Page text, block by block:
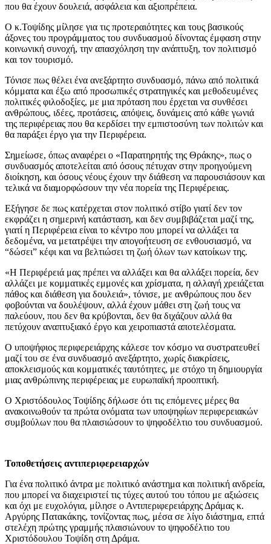
που θα έχουν δουλειά, ασφάλεια και αξιοπρέπεια.
Ο κ.Τοψίδης μίλησε για τις προτεραιότητες και τους βασικούς
άξονες του προγράμματος του συνδυασμού δίνοντας έμφαση στην
κοινωνική συνοχή, την απασχόληση την ανάπτυξη, τον πολιτισμό
και τον τουρισμό.
Τόνισε πως θέλει ένα ανεξάρτητο συνδυασμό, πάνω από πολιτικά
κόμματα και έξω από προσωπικές στρατηγικές και μεθοδευμένες
πολιτικές φιλοδοξίες, με μια πρόταση που έρχεται να συνθέσει
ανθρώπους, ιδέες, προτάσεις, απόψεις, δυνάμεις από κάθε γωνιά
της περιφέρειας που θα κερδίσει την εμπιστοσύνη των πολιτών και
θα παράξει έργο για την Περιφέρεια.
Σημείωσε, όπως αναφέρει ο «Παρατηρητής της Θράκης», πως ο
συνδυασμός αποτελείται από όσους πέτυχαν στην προηγούμενη
διοίκηση, και όσους νέους έχουν την διάθεση να παρουσιάσουν και
τελικά να διαμορφώσουν την νέα πορεία της Περιφέρειας.
Εξήγησε δε πως κατέρχεται στον πολιτικό στίβο γιατί δεν τον
εκφράζει η σημερινή κατάσταση, και δεν συμβιβάζεται μαζί της,
γιατί η Περιφέρεια είναι το κέντρο που μπορεί να αλλάξει τα
δεδομένα, να μετατρέψει την απογοήτευση σε ενθουσιασμό, να
“δώσει” κέφι και να βελτιώσει τη ζωή όλων των κατοίκων της.
«Η Περιφέρειά μας πρέπει να αλλάξει και θα αλλάξει πορεία, δεν
αλλάζει με κομματικές εμμονές και χρίσματα, η αλλαγή χρειάζεται
πάθος και διάθεση για δουλειά», τόνισε, με ανθρώπους που δεν
φοβούνται να δουλέψουν, αλλά έχουν μάθει στη ζωή τους να
παλεύουν, που δεν θα κρύβονται, δεν θα διχάζουν αλλά θα
πετύχουν αναπτυξιακό έργο και χειροπιαστά αποτελέσματα.
Ο υποψήφιος περιφερειάρχης κάλεσε τον κόσμο να συστρατευθεί
μαζί του σε ένα συνδυασμό ανεξάρτητο, χωρίς διακρίσεις,
αποκλεισμούς και κομματικές ταυτότητες, με στόχο τη δημιουργία
μιας ανθρώπινης περιφέρειας με ευρωπαϊκή προοπτική.
Ο Χριστόδουλος Τοψίδης δήλωσε ότι τις επόμενες μέρες θα
ανακοινωθούν τα πρώτα ονόματα των υποψηφίων περιφερειακών
συμβούλων που θα πλαισιώσουν το ψηφοδέλτιο του συνδυασμού.
Τοποθετήσεις αντιπεριφερειαρχών
Για ένα πολιτικό άντρα με πολιτικό ανάστημα και πολιτική ανδρεία,
που μπορεί να διαχειριστεί τις τύχες αυτού του τόπου με αξιώσεις
και όχι με ευχολόγια, μίλησε ο Αντιπεριφερειάρχης Δράμας κ.
Αργύρης Πατακάκης, τονίζοντας πως, μέσα σε λίγο διάστημα, επτά
στελέχη πρώτης γραμμής πλαισιώνουν το ψηφοδέλτιο του
Χριστόδουλου Τοψίδη στη Δράμα.